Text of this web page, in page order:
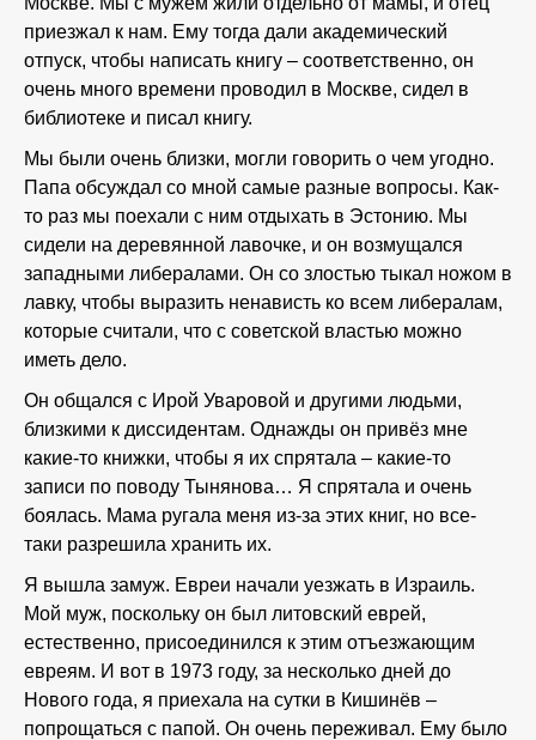
приезжал к нам. Ему тогда дали академический
отпуск, чтобы написать книгу – соответственно, он
очень много времени проводил в Москве, сидел в
библиотеке и писал книгу.
Мы были очень близки, могли говорить о чем угодно.
Папа обсуждал со мной самые разные вопросы. Как-
то раз мы поехали с ним отдыхать в Эстонию. Мы
сидели на деревянной лавочке, и он возмущался
западными либералами. Он со злостью тыкал ножом в
лавку, чтобы выразить ненависть ко всем либералам,
которые считали, что с советской властью можно
иметь дело.
Он общался с Ирой Уваровой и другими людьми,
близкими к диссидентам. Однажды он привёз мне
какие-то книжки, чтобы я их спрятала – какие-то
записи по поводу Тынянова… Я спрятала и очень
боялась. Мама ругала меня из-за этих книг, но все-
таки разрешила хранить их.
Я вышла замуж. Евреи начали уезжать в Израиль.
Мой муж, поскольку он был литовский еврей,
естественно, присоединился к этим отъезжающим
евреям. И вот в 1973 году, за несколько дней до
Нового года, я приехала на сутки в Кишинёв –
попрощаться с папой. Он очень переживал. Ему было